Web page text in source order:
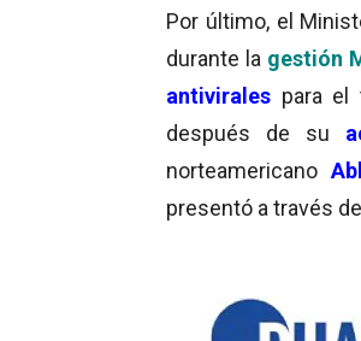
Por último, el
durante la gestión
antivirales para el
después de su
norteamericano
presentó a través